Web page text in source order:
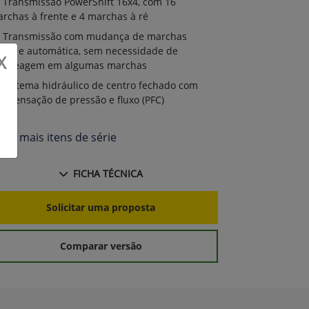
à frente e 4 marchas à ré
Transmissão com mudança de marchas
e automática, sem necessidade de
em algumas marchas
Sistema hidráulico de centro fechado com
de pressão e fluxo (PFC)
Ver mais itens de série
FICHA TÉCNICA
Solicitar uma proposta
Comparar versão